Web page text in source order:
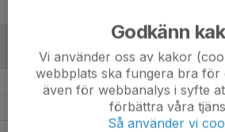
ALLA SERIER ALLA ÅR
Säsongen 25/26
Godkänn
Vi använder oss av kakor
webbplats ska fungera bra för
även för webbanalys i syfte
förbättra våra
Så använder vi